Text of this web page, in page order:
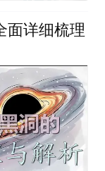
面详细梳理